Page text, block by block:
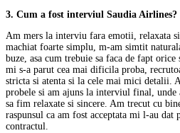
3. Cum a fost interviul Saudia Airlines?
Am mers la interviu fara emotii, relaxata
machiat foarte simplu, m-am simtit
buze, asa cum trebuie sa faca de fapt orice
mi s-a parut cea mai dificila proba,
stricta si atenta si la cele mai mici detalii.
probele si am ajuns la interviul final, unde
sa fim relaxate si sincere. Am trecut cu
raspunsul ca am fost acceptata mi l-au dat
contractul.